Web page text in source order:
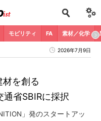
モビリティ FA 素材／化学
2026年7月9日
材を創る
省SBIRに採択
」発のスタートアッ